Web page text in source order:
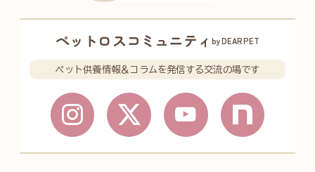
ペットロスコミュニティbyDEARPET
ペット供養情報＆コラムを発信する交流の場です